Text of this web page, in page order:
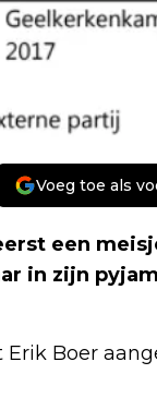
Voeg toe als
een
in zijn
Boer